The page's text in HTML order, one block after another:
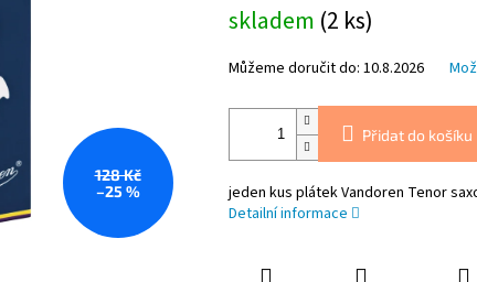
128 Kč
–25 %
cena:
skladem (2 ks)
Můžeme doručit do: 10.8.2026
Přidat do košíku
jeden kus plátek Vandoren Tenor
Detailní informace